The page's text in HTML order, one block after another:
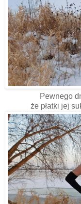
Pewnego
że płatki jej